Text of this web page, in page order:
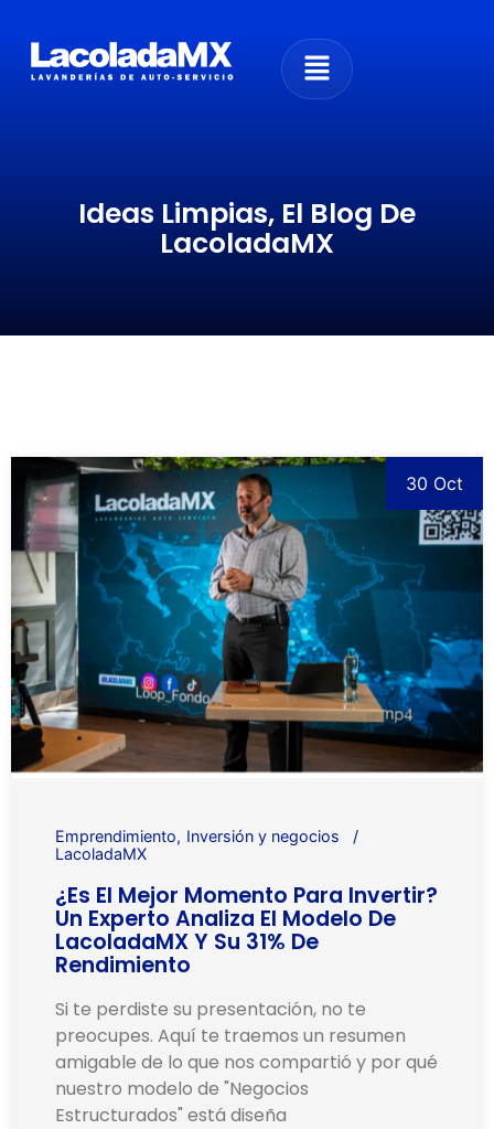
Ideas Limpias, El Blog De
LacoladaMX
30 Oct
Emprendimiento
Inversión y negocios
LacoladaMX
¿Es El Mejor Momento Para Invertir?
Un Experto Analiza El Modelo De
LacoladaMX Y Su 31% De
Rendimiento
Si te perdiste su presentación, no te
preocupes. Aquí te traemos un resumen
amigable de lo que nos compartió y por qué
nuestro modelo de "Negocios
Estructurados" está diseña